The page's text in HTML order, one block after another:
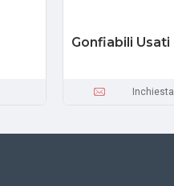
Gonfiabili Usati
Inchiesta